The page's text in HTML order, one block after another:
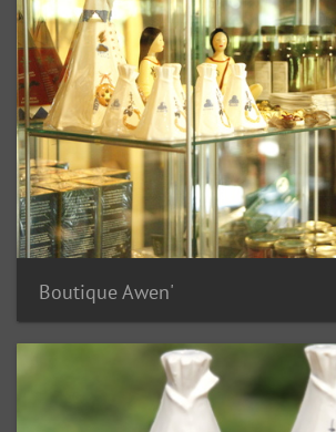
Boutique Awen'